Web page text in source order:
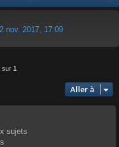
e
nov. 2017, 17:09
sur 1
Aller à
sujets